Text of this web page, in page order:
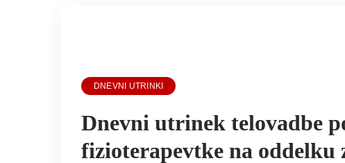
DNEVNI UTRINKI
Dnevni utrinek telovadbe
fizioterapevtke na oddelku